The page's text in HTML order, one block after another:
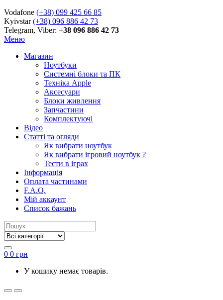
Vodafone (+38) 099 425 66 85
Kyivstar(+38) 096 886 42 73
Telegram, Viber: +38 096 886 42 73
Меню
Магазин
Ноутбуки
Системні блоки та ПК
Техніка Apple
Аксесуари
Блоки живлення
Запчастини
Комплектуючі
Відео
Статті та огляди
Як вибрати ноутбук
Як вибрати ігровий ноутбук ?
Тести в іграх
Інформація
Оплата частинами
F.A.Q.
Мій аккаунт
Список бажань
0 0 грн
У кошику немає товарів.